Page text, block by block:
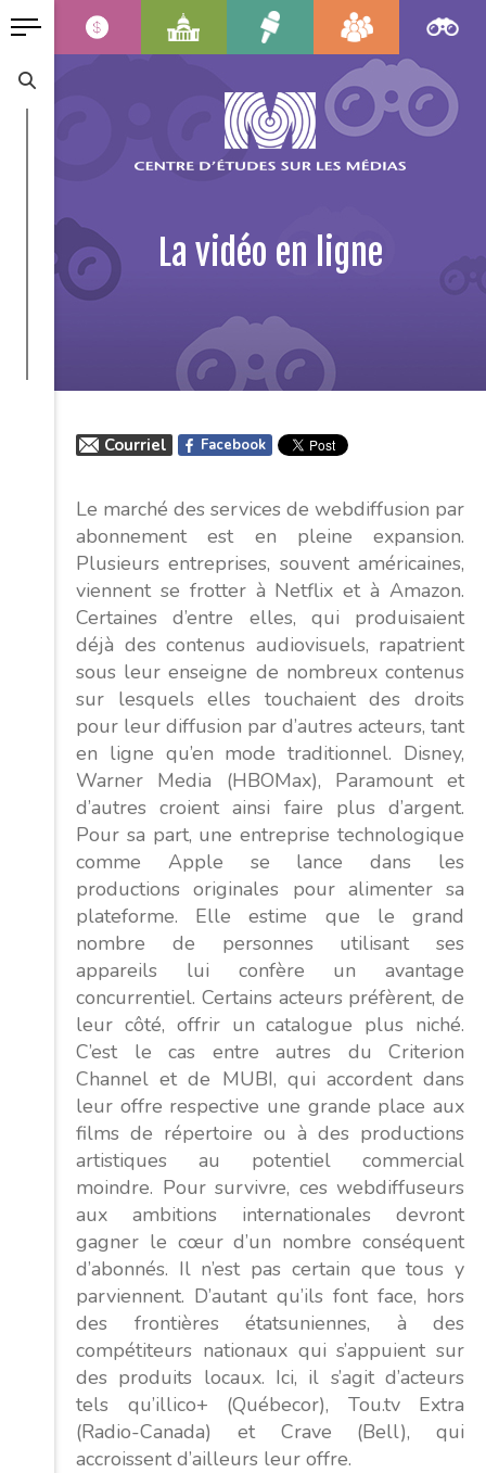
La vidéo en ligne
Courriel Facebook
Le marché des services de webdiffusion par
abonnement est en pleine expansion.
Plusieurs entreprises, souvent américaines,
viennent se frotter à Netflix et à Amazon.
Certaines d’entre elles, qui produisaient
déjà des contenus audiovisuels, rapatrient
sous leur enseigne de nombreux contenus
sur lesquels elles touchaient des droits
pour leur diffusion par d’autres acteurs, tant
en ligne qu’en mode traditionnel. Disney,
Warner Media (HBOMax), Paramount et
d’autres croient ainsi faire plus d’argent.
Pour sa part, une entreprise technologique
comme Apple se lance dans les
productions originales pour alimenter sa
plateforme. Elle estime que le grand
nombre de personnes utilisant ses
appareils lui confère un avantage
concurrentiel. Certains acteurs préfèrent, de
leur côté, offrir un catalogue plus niché.
C’est le cas entre autres du Criterion
Channel et de MUBI, qui accordent dans
leur offre respective une grande place aux
films de répertoire ou à des productions
artistiques au potentiel commercial
moindre. Pour survivre, ces webdiffuseurs
aux ambitions internationales devront
gagner le cœur d’un nombre conséquent
d’abonnés. Il n’est pas certain que tous y
parviennent. D’autant qu’ils font face, hors
des frontières étatsuniennes, à des
compétiteurs nationaux qui s’appuient sur
des produits locaux. Ici, il s’agit d’acteurs
tels qu’illico+ (Québecor), Tou.tv Extra
(Radio-Canada) et Crave (Bell), qui
accroissent d’ailleurs leur offre.